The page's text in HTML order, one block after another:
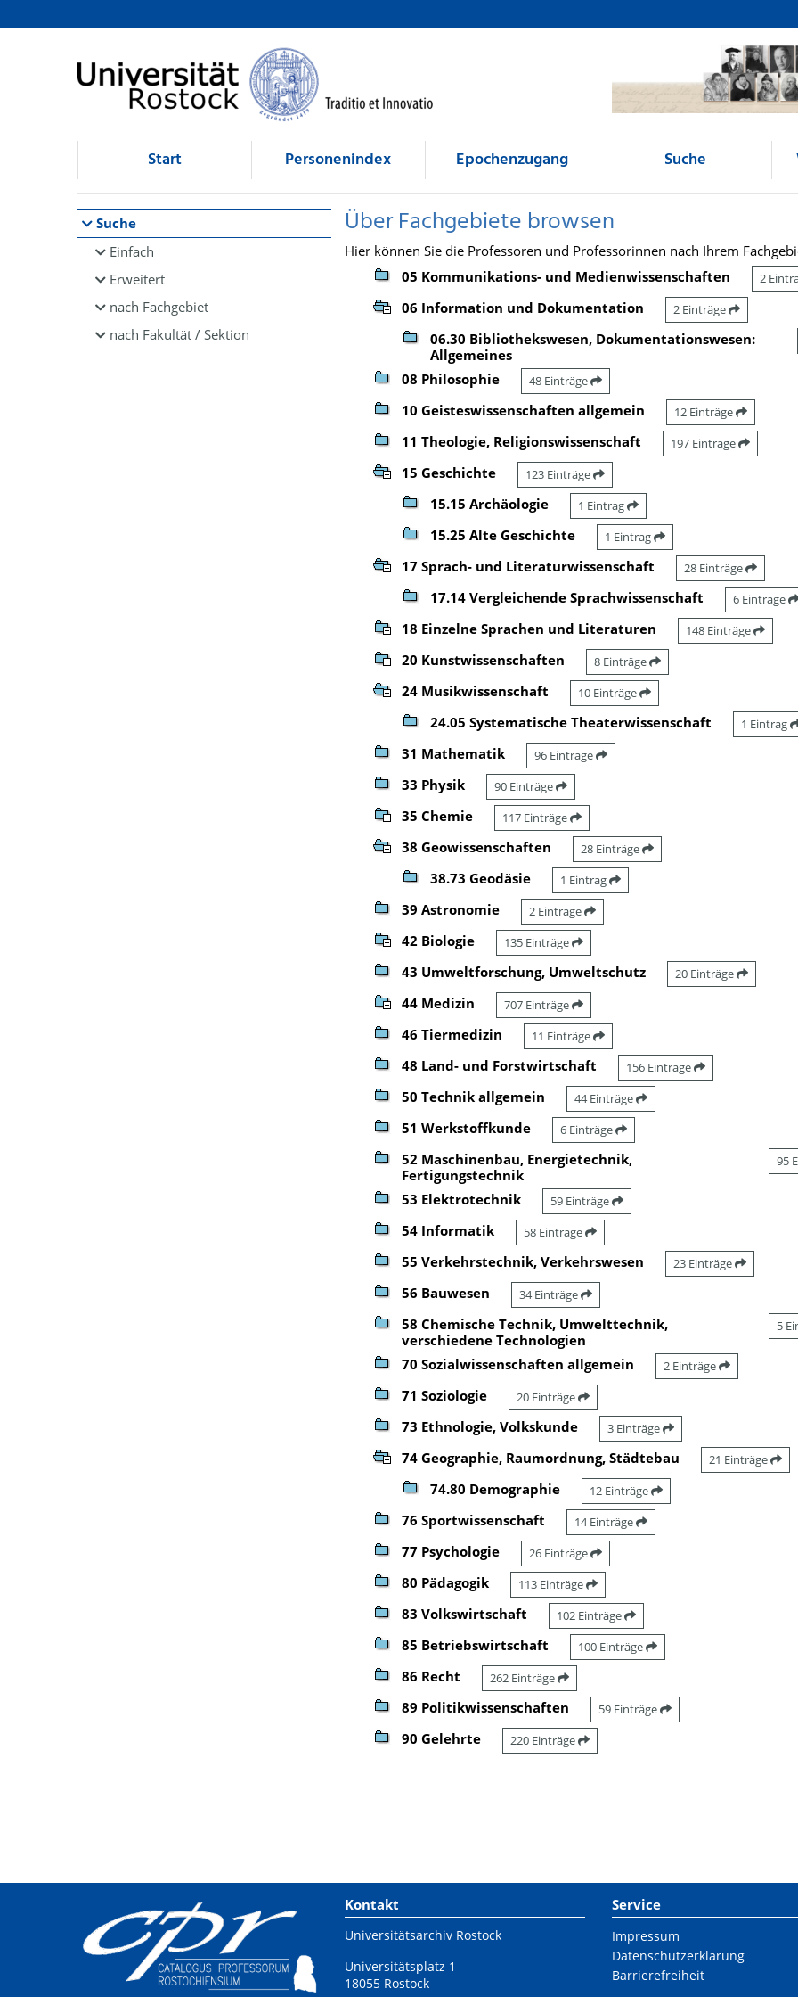
Browsen
direkt zum Inhalt
Start Personenindex Epochenzugang Suche
Suche
Einfach
Erweitert
nach Fachgebiet
nach Fakultät / Sektion
Über Fachgebiete browsen
Hier können Sie die Professoren und Professorinnen nach Ihrem
05 Kommunikations- und Medienwissenschaften
2
06 Information und Dokumentation 2 Einträge
06.30 Bibliothekswesen, Dokumentationswesen:
Allgemeines
08 Philosophie 48 Einträge
10 Geisteswissenschaften allgemein 12 Einträge
11 Theologie, Religionswissenschaft 197 Einträge
15 Geschichte 123 Einträge
15.15 Archäologie 1 Eintrag
15.25 Alte Geschichte 1 Eintrag
17 Sprach- und Literaturwissenschaft 28 Einträge
17.14 Vergleichende Sprachwissenschaft 6 Einträge
18 Einzelne Sprachen und Literaturen 148 Einträge
20 Kunstwissenschaften 8 Einträge
24 Musikwissenschaft 10 Einträge
24.05 Systematische Theaterwissenschaft 1 Eintrag
31 Mathematik 96 Einträge
33 Physik 90 Einträge
35 Chemie 117 Einträge
38 Geowissenschaften 28 Einträge
38.73 Geodäsie 1 Eintrag
39 Astronomie 2 Einträge
42 Biologie 135 Einträge
43 Umweltforschung, Umweltschutz 20 Einträge
44 Medizin 707 Einträge
46 Tiermedizin 11 Einträge
48 Land- und Forstwirtschaft 156 Einträge
50 Technik allgemein 44 Einträge
51 Werkstoffkunde 6 Einträge
52 Maschinenbau, Energietechnik,
Fertigungstechnik
95
53 Elektrotechnik 59 Einträge
54 Informatik 58 Einträge
55 Verkehrstechnik, Verkehrswesen 23 Einträge
56 Bauwesen 34 Einträge
58 Chemische Technik, Umwelttechnik,
verschiedene Technologien
5
70 Sozialwissenschaften allgemein 2 Einträge
71 Soziologie 20 Einträge
73 Ethnologie, Volkskunde 3 Einträge
74 Geographie, Raumordnung, Städtebau 21 Einträge
74.80 Demographie 12 Einträge
76 Sportwissenschaft 14 Einträge
77 Psychologie 26 Einträge
80 Pädagogik 113 Einträge
83 Volkswirtschaft 102 Einträge
85 Betriebswirtschaft 100 Einträge
86 Recht 262 Einträge
89 Politikwissenschaften 59 Einträge
90 Gelehrte 220 Einträge
Kontakt
Universitätsarchiv Rostock
Universitätsplatz 1
18055 Rostock
Service
Impressum
Datenschutzerklärung
Barrierefreiheit